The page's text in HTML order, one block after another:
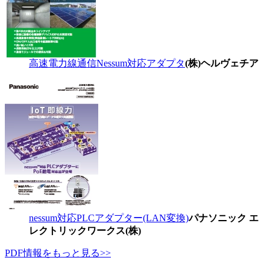
高速電力線通信Nessum対応アダプタ(株)ヘルヴェチア
nessum対応PLCアダプター(LAN変換)パナソニック エ
レクトリックワークス(株)
PDF情報をもっと見る>>